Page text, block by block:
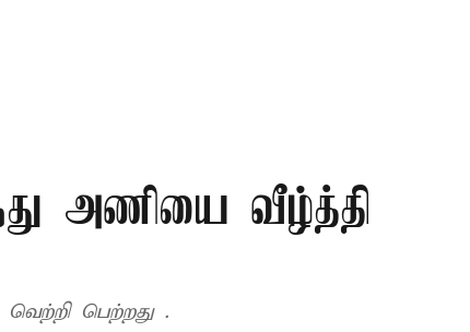
அணியை வீழ்த்தி
பெற்றது .